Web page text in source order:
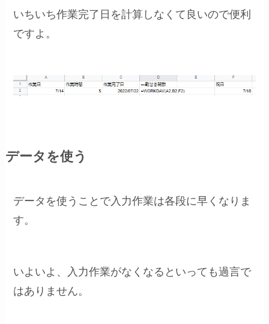
いちいち作業完了日を計算しなくて良いので便利
ですよ。
データを使う
データを使うことで入力作業は各段に早くなりま
す。
いよいよ、入力作業がなくなるといっても過言で
はありません。